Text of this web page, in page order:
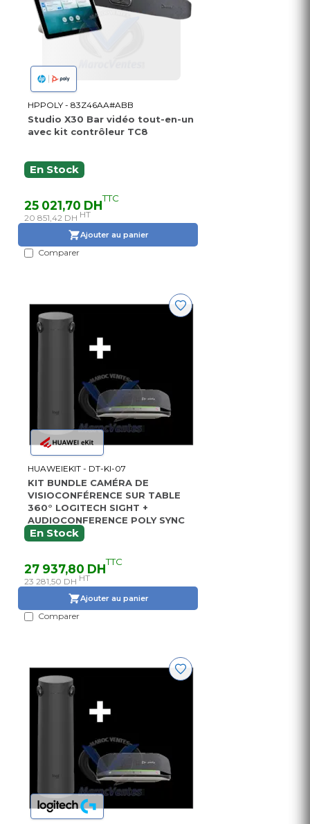
HPPOLY - 83Z46AA#ABB
Studio X30 Bar vidéo tout-en-un
avec kit contrôleur TC8
En Stock
25 021,70 DHTTC
20 851,42 DH HT
Ajouter au panier
Comparer
HUAWEIEKIT - DT-KI-07
KIT BUNDLE CAMÉRA DE
VISIOCONFÉRENCE SUR TABLE
360° LOGITECH SIGHT +
AUDIOCONFERENCE POLY SYNC
20
En Stock
27 937,80 DHTTC
23 281,50 DH HT
Ajouter au panier
Comparer